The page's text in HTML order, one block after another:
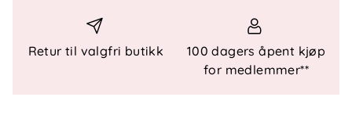
Vanntett sydvest i PU-materiale
Retur til valgfri butikk
100 dagers åpent kjøp
for medlemmer**